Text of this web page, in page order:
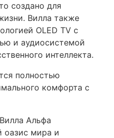
создано для
Вилла также
OLED TV с
и аудиосистемой
интеллекта.
полностью
комфорта с
Альфа
оазис мира и